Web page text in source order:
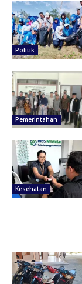
Politik
Pemerintahan
Kesehatan